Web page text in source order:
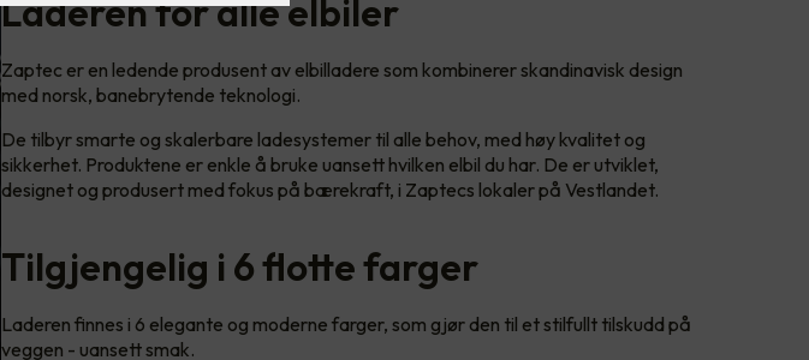
Laderen for alle elbiler
Zaptec er en ledende produsent av elbilladere som kombinerer skandinavisk design
med norsk, banebrytende teknologi.
De tilbyr smarte og skalerbare ladesystemer til alle behov, med høy kvalitet og
sikkerhet. Produktene er enkle å bruke uansett hvilken elbil du har. De er utviklet,
designet og produsert med fokus på bærekraft, i Zaptecs lokaler på Vestlandet.
Tilgjengelig i 6 flotte farger
Laderen finnes i 6 elegante og moderne farger, som gjør den til et stilfullt tilskudd på
veggen - uansett smak.